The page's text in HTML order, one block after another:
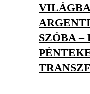
SZÓBA –